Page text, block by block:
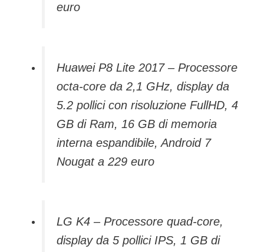
euro
Huawei P8 Lite 2017 – Processore
octa-core da 2,1 GHz, display da
5.2 pollici con risoluzione FullHD, 4
GB di Ram, 16 GB di memoria
interna espandibile, Android 7
Nougat a 229 euro
LG K4 – Processore quad-core,
display da 5 pollici IPS, 1 GB di